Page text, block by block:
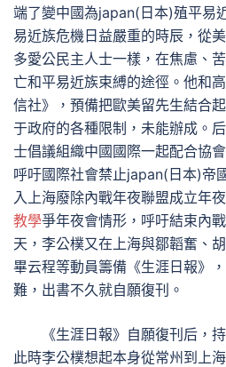
端了變中國為japan(日本)殖平易
易近族危機日益嚴重的時辰，從
多愛公民主人士一樣，在焦慮、
亡和平易近族束縛的途徑。他和
信社》，預備把歐美留先生結合
于政府的各種限制，未能辦成。
士倡議組織中國國際一起配合協
呼吁國際社會禁止japan(日本)帝
入上海廢除內戰年夜聯盟成立年
教學爭年夜會情形，呼吁結束內
天，李公樸又在上海與鄒韜奮、
畢云程等動員籌備《生涯日報》
難，出書不久就自願復刊。
《生涯日報》自願復刊后，
此時李公樸想起本身從常州到上